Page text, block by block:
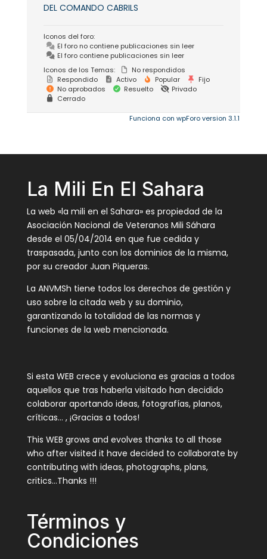
DEL COMANDO CABRILS
Iconos del foro:
El foro no contiene publicaciones sin leer
El foro contiene publicaciones sin leer
Iconos de los Temas:
No respondidos
Respondido
Activo Popular
Fijo
No aprobados
Resuelto
Privado
Cerrado
Funciona con wpForo version 3.1.1
La Mili En El Sahara
La web «la mili en el Sahara» es propiedad de la
Asociación Nacional de Veteranos Mili Sáhara
desde el 05/04/2014 en que fue cedida y
traspasada, junto con los dominios de la misma,
por su creador Juan Piqueras.
La ANVMSh tiene todos los derechos de gestión y
uso sobre la citada web y su dominio,
garantizando la totalidad de las normas y
funciones de la web mencionada.
Si esta WEB crece y evoluciona es gracias a todos
aquellos que tras haberla visitado han decidido
colaborar aportando ideas, fotografías, planos,
críticas… , ¡Gracias a todos!
This WEB grows and evolves thanks to all those
who after visited it have decided to collaborate by
contributing with ideas, photographs, plans,
critics…Thanks !!!
Términos y
Condiciones